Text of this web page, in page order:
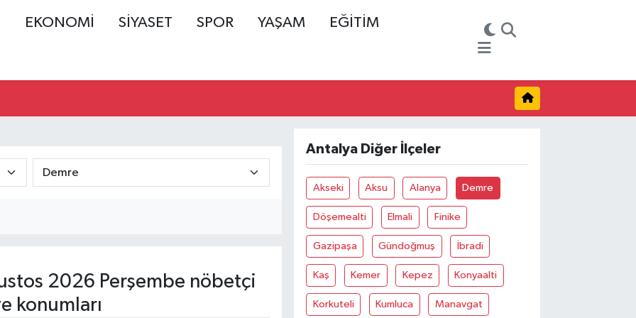
EKONOMİ SİYASET SPOR YAŞAM EĞİTİM
2026 Perşembe nöbetçi
konumları
Antalya Diğer İlçeler
Akseki Aksu Alanya Demre
Döşemealti Elmali Finike
Gazipaşa Gündoğmuş İbradi
Kaş Kemer Kepez Konyaalti
Korkuteli Kumluca Manavgat